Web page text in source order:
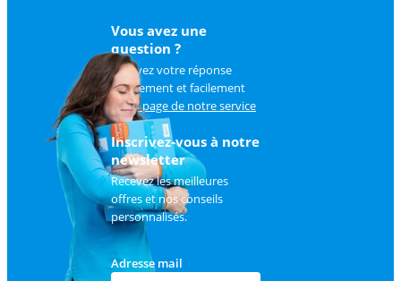
Vous avez une
question ?
Trouvez votre réponse
rapidement et facilement
surla page de notre service
client.
Inscrivez-vous à notre
newsletter
Recevez les meilleures
offres et nos conseils
personnalisés.
Adresse mail